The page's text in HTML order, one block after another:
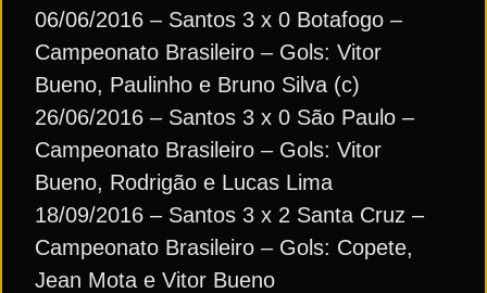
06/06/2016 – Santos 3 x 0 Botafogo –
Campeonato Brasileiro – Gols: Vitor
Bueno, Paulinho e Bruno Silva (c)
26/06/2016 – Santos 3 x 0 São Paulo –
Campeonato Brasileiro – Gols: Vitor
Bueno, Rodrigão e Lucas Lima
18/09/2016 – Santos 3 x 2 Santa Cruz –
Campeonato Brasileiro – Gols: Copete,
Jean Mota e Vitor Bueno